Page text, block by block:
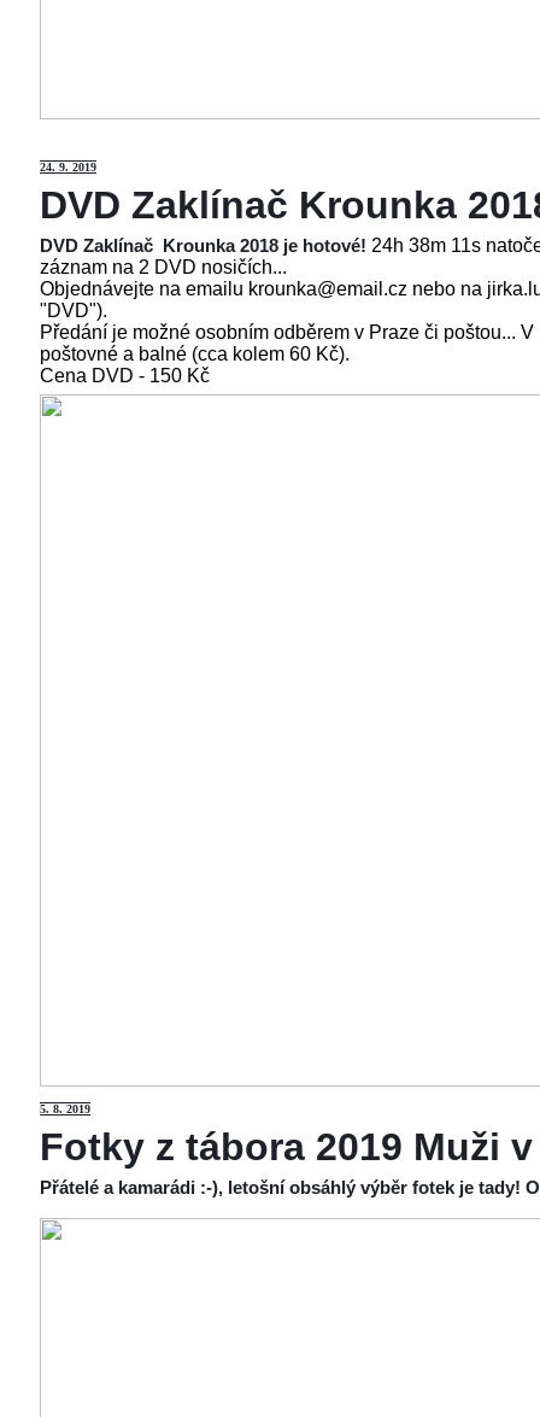
24. 9. 2019
DVD Zaklínač Krounka
DVD Zaklínač Krounka 2018 je hotové! 24h 38m 11s
záznam na 2 DVD nosičích...
Objednávejte na emailu krounka@email.cz nebo na
"DVD").
Předání je možné osobním odběrem v Praze či poštou...
poštovné a balné (cca kolem 60 Kč).
Cena DVD - 150 Kč
5. 8. 2019
Fotky z tábora 2019 Muži
Přátelé a kamarádi :-), letošní obsáhlý výběr fotek je tady!